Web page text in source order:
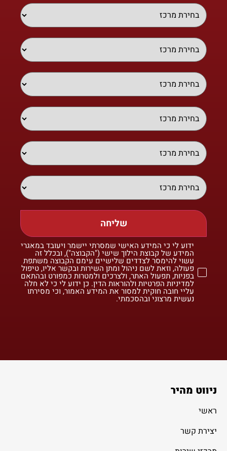
שליחה
ידוע לי כי המידע האישי שמסרתי יישמר ויעובד במאגרי
המידע של קבוצת הילוך שישי ("הקבוצה"), ובכלל זה
עשוי להימסר לצדדים שלישיים עימם הקבוצה משתפת
פעולה, וזאת לשם ניהול ומתן השירות ובקשר אליו, טיפול
בפניות, תפעול האתר, ולצרכים ולמטרות כמפורט ובהתאם
למדיניות הפרטיות ולהוראות הדין. כן ידוע לי כי לא חלה
עליי חובה חוקית למסור את המידע האמור, וכי מסירתו
נעשית מרצוני ובהסכמתי.
ניווט מהיר
ראשי
יצירת קשר